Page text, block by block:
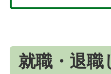
就職・退職